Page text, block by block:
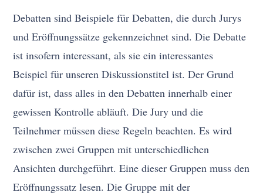
Debatten sind Beispiele für Debatten, die durch Jurys
und Eröffnungssätze gekennzeichnet sind. Die Debatte
ist insofern interessant, als sie ein interessantes
Beispiel für unseren Diskussionstitel ist. Der Grund
dafür ist, dass alles in den Debatten innerhalb einer
gewissen Kontrolle abläuft. Die Jury und die
Teilnehmer müssen diese Regeln beachten. Es wird
zwischen zwei Gruppen mit unterschiedlichen
Ansichten durchgeführt. Eine dieser Gruppen muss den
Eröffnungssatz lesen. Die Gruppe mit der